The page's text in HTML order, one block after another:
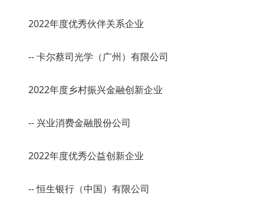
2022年度优秀伙伴关系企业
-- 卡尔蔡司光学（广州）有限公司
2022年度乡村振兴金融创新企业
-- 兴业消费金融股份公司
2022年度优秀公益创新企业
-- 恒生银行（中国）有限公司